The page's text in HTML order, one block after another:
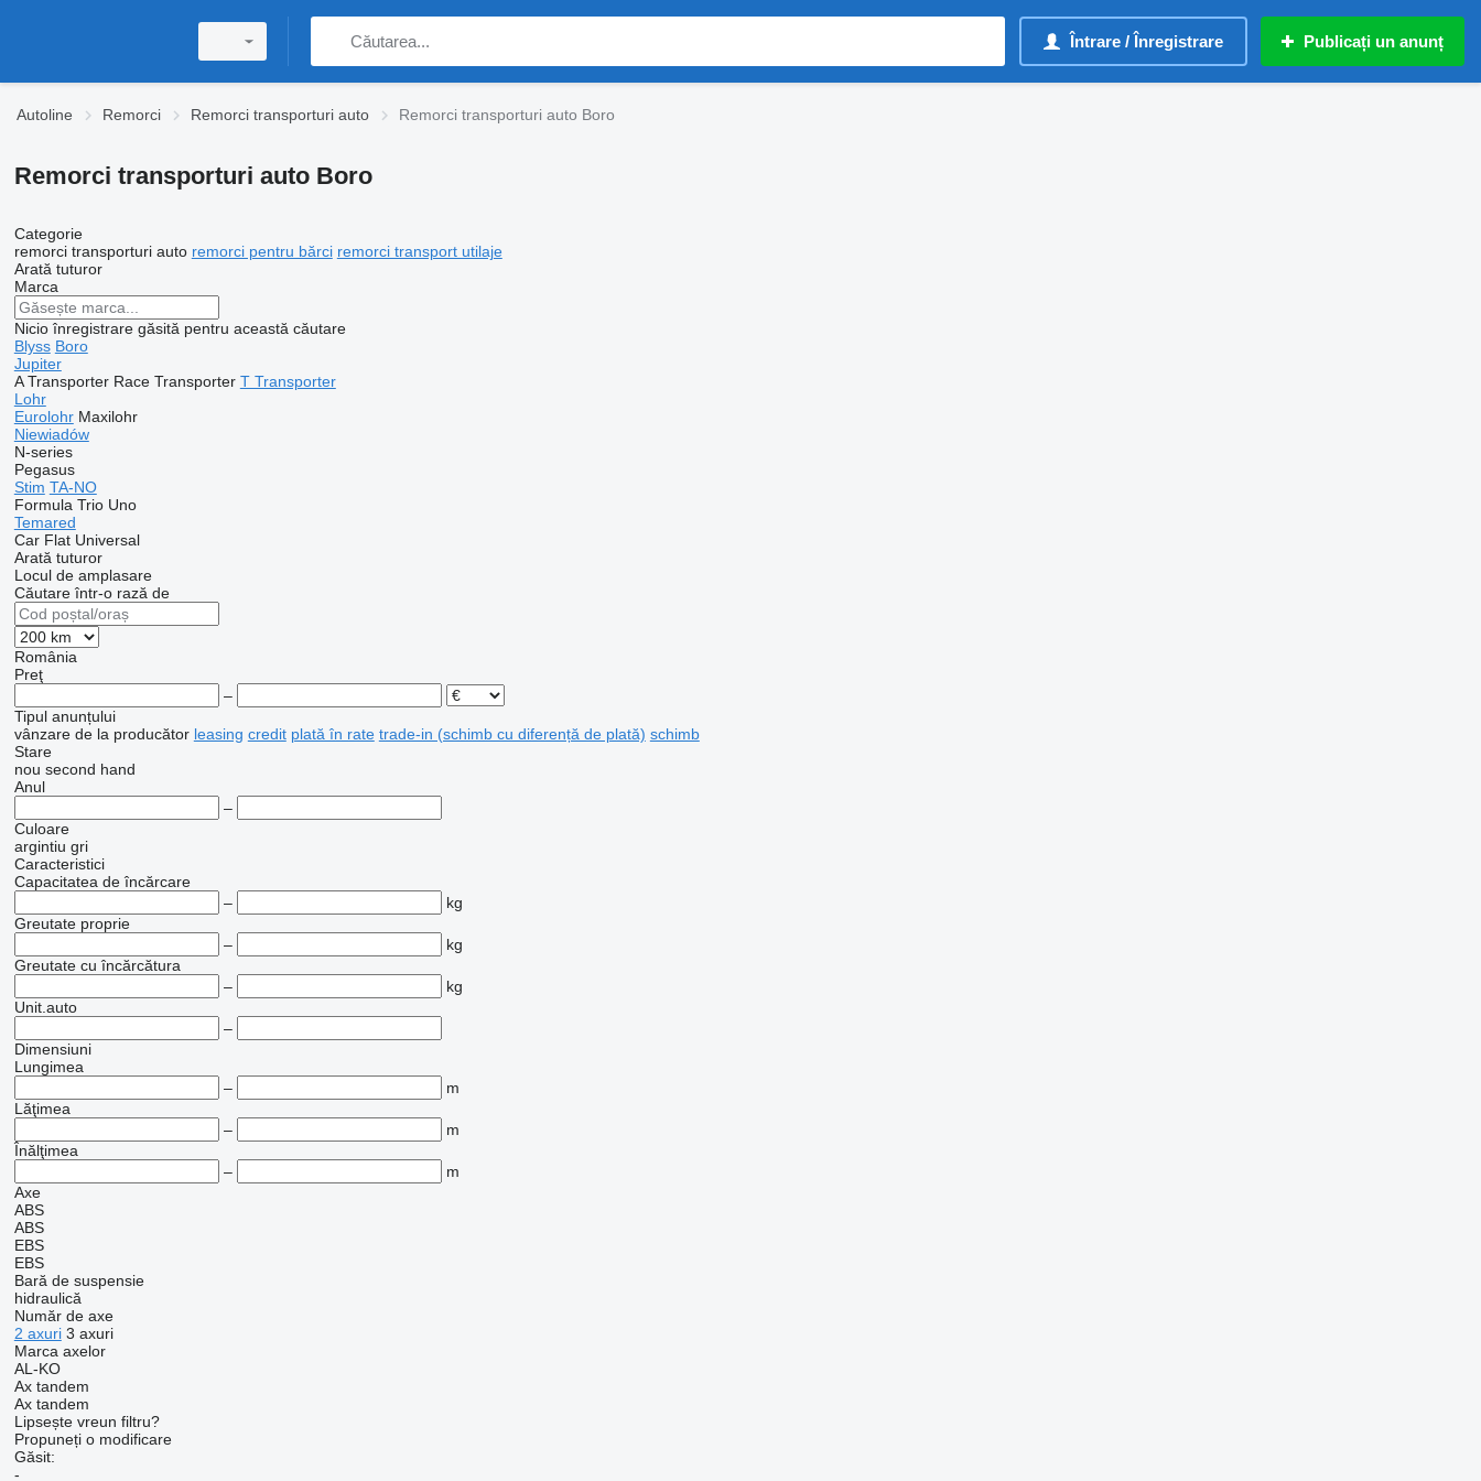
Întrare / Înregistrare Publicați un anunț
Autoline Remorci Remorci transporturi auto Remorci transporturi auto Boro
Remorci transporturi auto Boro
Categorie
remorci transporturi auto remorci pentru bărci remorci transport utilaje
Arată tuturor
Marca
Nicio înregistrare găsită pentru această căutare
Blyss Boro
Jupiter
A Transporter Race Transporter T Transporter
Lohr
Eurolohr Maxilohr
Niewiadów
N-series
Pegasus
Stim TA-NO
Formula Trio Uno
Temared
Car Flat Universal
Arată tuturor
Locul de amplasare
Căutare într-o rază de
România
Preţ
–
Tipul anunțului
vânzare de la producător leasing credit plată în rate trade-in (schimb cu diferență de plată) schimb
Stare
nou second hand
Anul
–
Culoare
argintiu gri
Caracteristici
Capacitatea de încărcare
–
kg
Greutate proprie
–
kg
Greutate cu încărcătura
–
kg
Unit.auto
–
Dimensiuni
Lungimea
–
m
Lăţimea
–
m
Înălţimea
–
m
Axe
ABS
ABS
EBS
EBS
Bară de suspensie
hidraulică
Număr de axe
2 axuri 3 axuri
Marca axelor
AL-KO
Ax tandem
Ax tandem
Lipsește vreun filtru?
Propuneți o modificare
Găsit:
-